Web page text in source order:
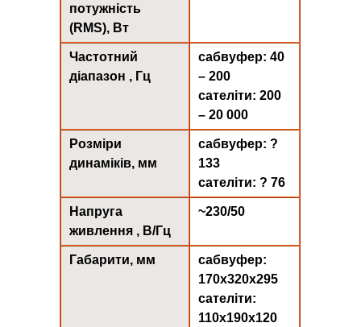
потужність
(RMS), Вт
Частотний
діапазон , Гц
сабвуфер: 40
– 200
сателіти: 200
– 20 000
Розміри
динаміків, мм
сабвуфер: ?
133
сателіти: ? 76
Напруга
живлення , В/Гц
~230/50
Габарити, мм
сабвуфер:
170х320х295
сателіти:
110х190х120